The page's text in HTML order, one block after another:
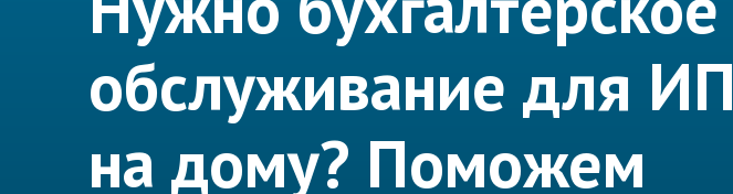
обслуживание для ИП
на дому? Поможем